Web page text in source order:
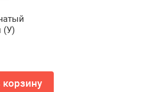
(У)